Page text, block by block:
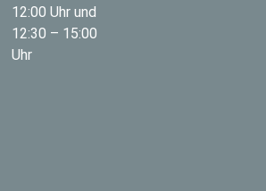
12:00 Uhr und
12:30 – 15:00
Uhr